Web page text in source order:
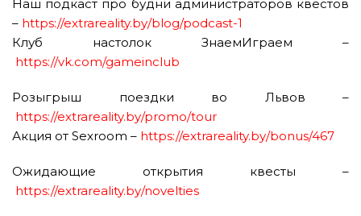
Наш подкаст про будни администраторов квестов
– https://extrareality.by/blog/podcast-1
Клуб настолок ЗнаемИграем –
https://vk.com/gameinclub
Розыгрыш поездки во Львов –
https://extrareality.by/promo/tour
Акция от Sexroom – https://extrareality.by/bonus/467
Ожидающие открытия квесты –
https://extrareality.by/novelties